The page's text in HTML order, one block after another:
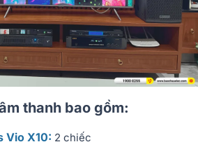
thanh bao gồm:
Vio X10: 2 chiếc